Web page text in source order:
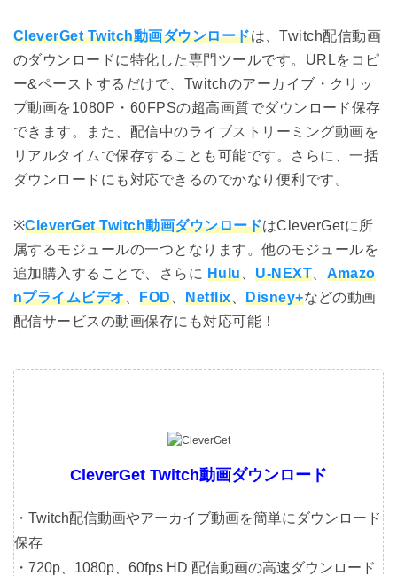
CleverGet Twitch動画ダウンロードは、Twitch配信動画
のダウンロードに特化した専門ツールです。URLをコピ
ー&ペーストするだけで、Twitchのアーカイブ・クリッ
プ動画を1080P・60FPSの超高画質でダウンロード保存
できます。また、配信中のライブストリーミング動画を
リアルタイムで保存することも可能です。さらに、一括
ダウンロードにも対応できるのでかなり便利です。
※CleverGet Twitch動画ダウンロードはCleverGetに所
属するモジュールの一つとなります。他のモジュールを
追加購入することで、さらに Hulu、U-NEXT
Amazo
nプライムビデオ、FOD、Netflix、Disney+などの動画
配信サービスの動画保存にも対応可能！
CleverGet Twitch動画ダウンロード
・Twitch配信動画やアーカイブ動画を簡単にダウンロード
保存
・720p、1080p、60fps HD 配信動画の高速ダウンロード